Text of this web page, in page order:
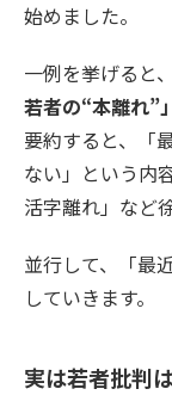
始めました。
一例を挙げると、
若者の“本離れ”」
要約すると、「
ない」という内
活字離れ」など
並行して、「最
していきます。
実は若者批判